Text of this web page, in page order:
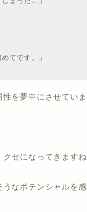
てです。」
を夢中にさせていま
セになってきます
なポテンシャルを感